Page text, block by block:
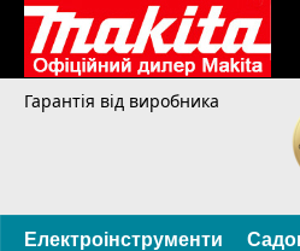
Гарантія від виробника
Електроінструменти